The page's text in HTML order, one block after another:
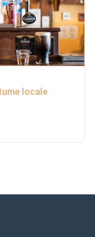
locale